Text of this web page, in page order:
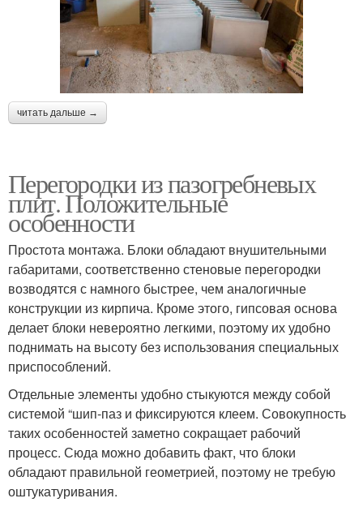
читать дальше →
Перегородки из пазогребневых
плит. Положительные
особенности
Простота монтажа. Блоки обладают внушительными
габаритами, соответственно стеновые перегородки
возводятся с намного быстрее, чем аналогичные
конструкции из кирпича. Кроме этого, гипсовая основа
делает блоки невероятно легкими, поэтому их удобно
поднимать на высоту без использования специальных
приспособлений.
Отдельные элементы удобно стыкуются между собой
системой “шип-паз и фиксируются клеем. Совокупность
таких особенностей заметно сокращает рабочий
процесс. Сюда можно добавить факт, что блоки
обладают правильной геометрией, поэтому не требую
оштукатуривания.